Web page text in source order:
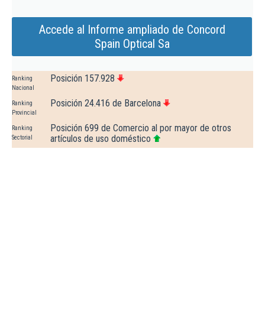
Accede al Informe ampliado de Concord
Spain Optical Sa
Ranking
Nacional
Posición 157.928
Ranking
Provincial
Posición 24.416 de Barcelona
Ranking
Sectorial
Posición 699 de Comercio al por mayor de otros
artículos de uso doméstico